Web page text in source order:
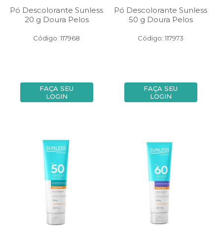
Pó Descolorante Sunless
20 g Doura Pelos
Código: 117968
FAÇA SEU
LOGIN
Pó Descolorante Sunless
50 g Doura Pelos
Código: 117973
FAÇA SEU
LOGIN